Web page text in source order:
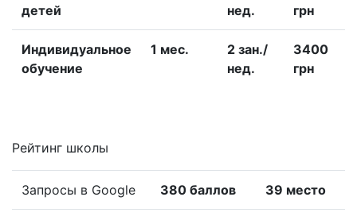
детей
нед.
грн
Индивидуальное
обучение
1 меc.
2 зан./
нед.
3400
грн
Рейтинг школы
Запросы в Google 380 баллов 39 место